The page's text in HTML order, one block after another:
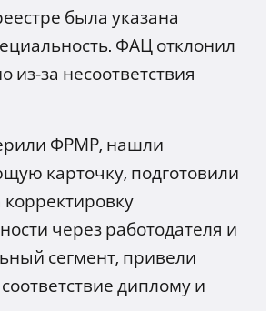
была указана
ФАЦ отклонил
из‑за несоответствия
ФРМР, нашли
карточку, подготовили
корректировку
через работодателя и
сегмент, привели
диплому и